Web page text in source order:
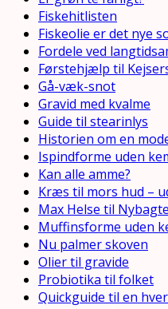
Fiskehitlisten
Fiskeolie er det nye
Fordele ved
Førstehjælp til
Gå-væk-snot
Gravid med kvalme
Guide til stearinlys
Historien om en
Ispindforme uden
Kan alle amme?
Kræs til mors hud –
Max Helse til
Muffinsforme uden
Nu palmer skoven
Olier til gravide
Probiotika til folket
Quickguide til en